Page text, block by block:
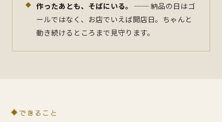
作ったあとも、そばにいる。
── 納品の日はゴ
ールではなく、お店でいえば開店日。ちゃんと
動き続けるところまで見守ります。
できること